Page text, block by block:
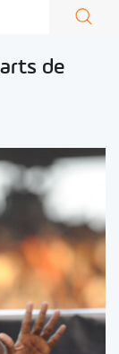
de